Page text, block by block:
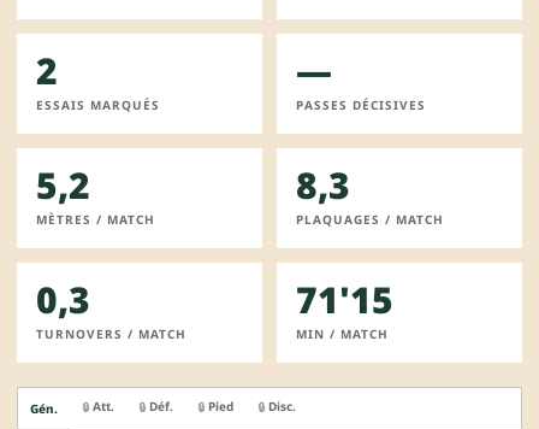
2
ESSAIS MARQUÉS
—
PASSES DÉCISIVES
5,2
MÈTRES / MATCH
8,3
PLAQUAGES / MATCH
0,3
TURNOVERS / MATCH
71'15
MIN / MATCH
Gén. 🔒 Att. 🔒 Déf. 🔒 Pied 🔒 Disc.